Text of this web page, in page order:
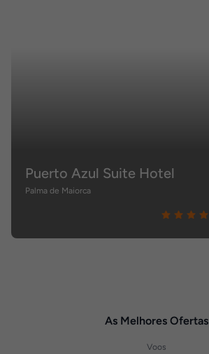
Puerto Azul Suite Hotel
Palma de Maiorca
As Melhores Ofertas
Voos